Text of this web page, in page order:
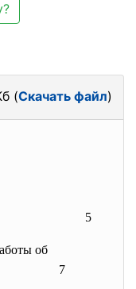
(Скачать файл)
5
об